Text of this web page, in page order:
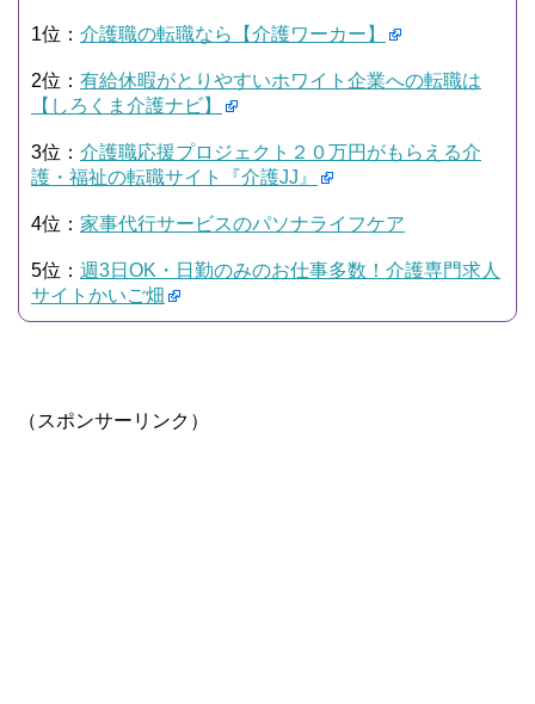
1位： 介護職の転職なら【介護ワーカー】
2位： 有給休暇がとりやすいホワイト企業への転職は
【しろくま介護ナビ】
3位： 介護職応援プロジェクト２０万円がもらえる介
護・福祉の転職サイト『介護JJ』
4位： 家事代行サービスのパソナライフケア
5位： 週3日OK・日勤のみのお仕事多数！介護専門求人
サイトかいご畑
（スポンサーリンク）